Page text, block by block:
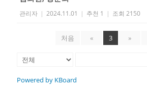
관리자 | 2024.11.01 | 추천 1 | 조회 2150
처음 « 3 »
Powered by KBoard